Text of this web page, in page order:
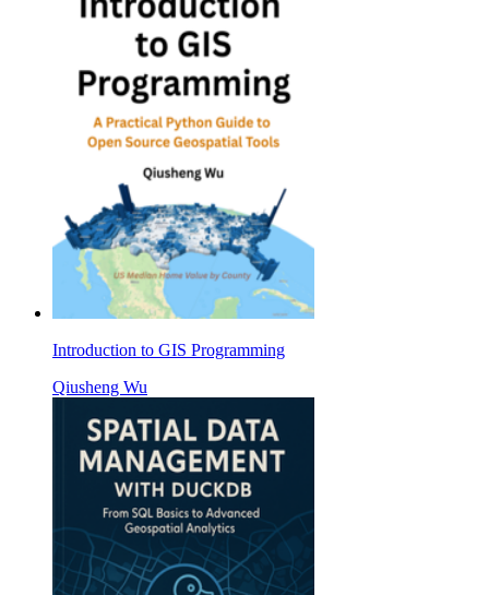
Introduction to GIS Programming
Qiusheng Wu